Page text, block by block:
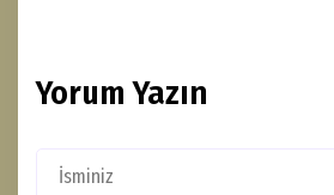
Yorum Yazın